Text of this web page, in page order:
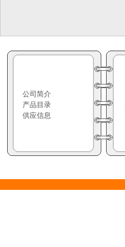
公司简介
产品目录
供应信息